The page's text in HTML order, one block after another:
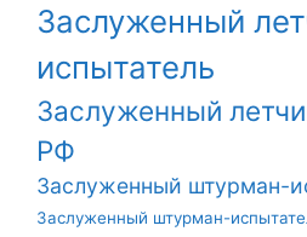
Заслуженный
испытатель
Заслуженный
РФ
Заслуженный штурман-
Заслуженный штурман-